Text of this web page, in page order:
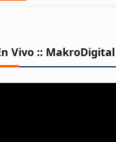
Vivo ::